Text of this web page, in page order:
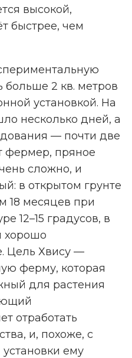
высокой,
быстрее, чем
2 кв. метров
установкой. На
несколько дней, а
— почти две
фермер, пряное
сложно, и
в открытом грунте
18 месяцев при
12–15 градусов, в
хорошо
Цель Хвису —
ферму, которая
для растения
отработать
и, похоже, с
ему